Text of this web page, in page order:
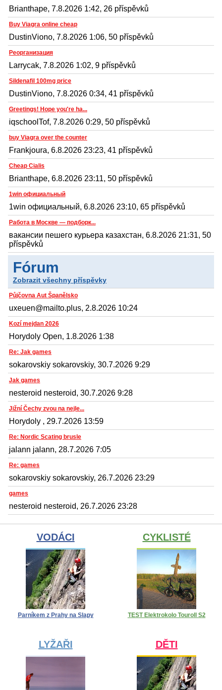
Brianthape, 7.8.2026 1:42, 26 příspěvků
Buy Viagra online cheap
DustinViono, 7.8.2026 1:06, 50 příspěvků
Реорганизация
Larrycak, 7.8.2026 1:02, 9 příspěvků
Sildenafil 100mg price
DustinViono, 7.8.2026 0:34, 41 příspěvků
Greetings! Hope you're ha...
iqschoolTof, 7.8.2026 0:29, 50 příspěvků
buy Viagra over the counter
Frankjoura, 6.8.2026 23:23, 41 příspěvků
Cheap Cialis
Brianthape, 6.8.2026 23:11, 50 příspěvků
1win официальный
1win официальный, 6.8.2026 23:10, 65 příspěvků
Работа в Москве — подборк...
вакансии пешего курьера казахстан, 6.8.2026 21:31, 50
příspěvků
Fórum
Zobrazit všechny příspěvky
Půjčovna Aut Španělsko
uxeuen@mailto.plus, 2.8.2026 10:24
Kozí mejdan 2026
Horydoly Open, 1.8.2026 1:38
Re: Jak games
sokarovskiy sokarovskiy, 30.7.2026 9:29
Jak games
nesteroid nesteroid, 30.7.2026 9:28
Jižní Čechy zvou na nejle...
Horydoly , 29.7.2026 13:59
Re: Nordic Scating brusle
jalann jalann, 28.7.2026 7:05
Re: games
sokarovskiy sokarovskiy, 26.7.2026 23:29
games
nesteroid nesteroid, 26.7.2026 23:28
VODÁCI
Parníkem z Prahy na Slapy
CYKLISTÉ
TEST Elektrokolo Touroll S2
LYŽAŘI DĚTI